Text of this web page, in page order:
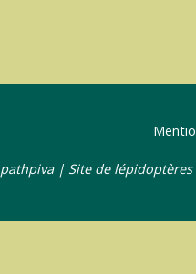
pathpiva | Site de